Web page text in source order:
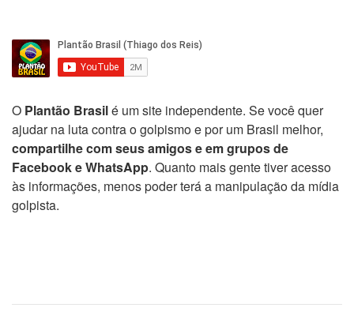
O Plantão Brasilé um site independente. Se você quer
ajudar na luta contra o golpismo e por um Brasil melhor,
compartilhe com seus amigos e em grupos de
Facebook e WhatsApp. Quanto mais gente tiver acesso
às informações, menos poder terá a manipulação da mídia
golpista.